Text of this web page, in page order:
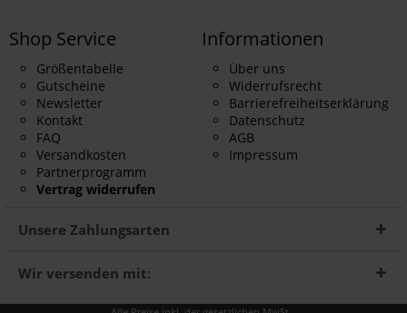
Shop Service
Größentabelle
Gutscheine
Newsletter
Kontakt
FAQ
Versandkosten
Partnerprogramm
Vertrag widerrufen
Informationen
Über uns
Widerrufsrecht
Barrierefreiheitserklärung
Datenschutz
AGB
Impressum
Unsere Zahlungsarten
Wir versenden mit: